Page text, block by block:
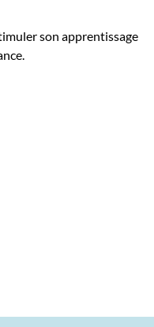
son apprentissage